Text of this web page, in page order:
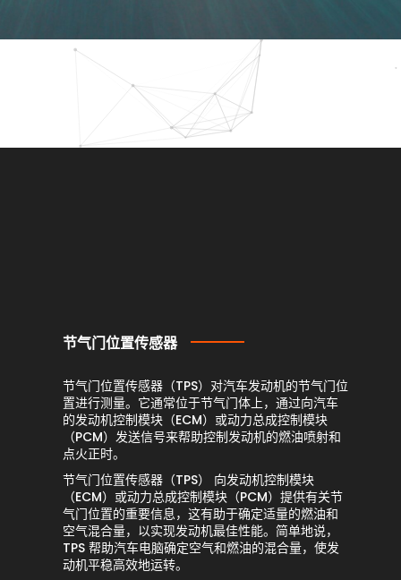
节气门位置传感器
节气门位置传感器（TPS）对汽车发动机的节气门位
置进行测量。它通常位于节气门体上，通过向汽车
的发动机控制模块（ECM）或动力总成控制模块
（PCM）发送信号来帮助控制发动机的燃油喷射和
点火正时。
节气门位置传感器（TPS） 向发动机控制模块
（ECM）或动力总成控制模块（PCM）提供有关节
气门位置的重要信息，这有助于确定适量的燃油和
空气混合量，以实现发动机最佳性能。简单地说，
TPS 帮助汽车电脑确定空气和燃油的混合量，使发
动机平稳高效地运转。